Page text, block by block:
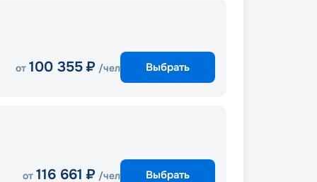
от 100 355 ₽ /чел Выбрать
от 116 661 ₽ /чел Выбрать